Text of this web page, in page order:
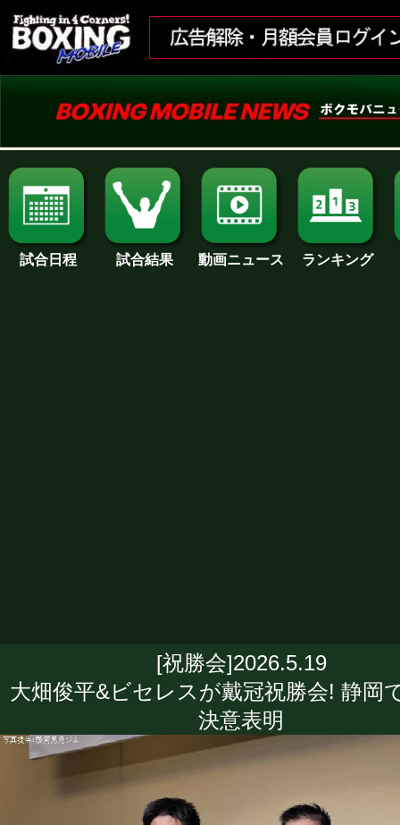
試合日程 試合結果 動画ニュース ランキング
[祝勝会]2026.5.19
大畑俊平&ビセレスが戴冠祝勝会! 静岡
決意表明